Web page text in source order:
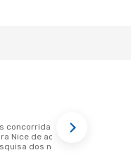
Nice de acordo
dos nossos